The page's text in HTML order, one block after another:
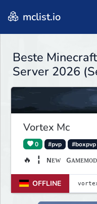
mclist.io
Beste
Server 2026
Vortex Mc
0 #pvp #boxpvp
🔥 ╏ ɴᴇᴡ
OFFLINE